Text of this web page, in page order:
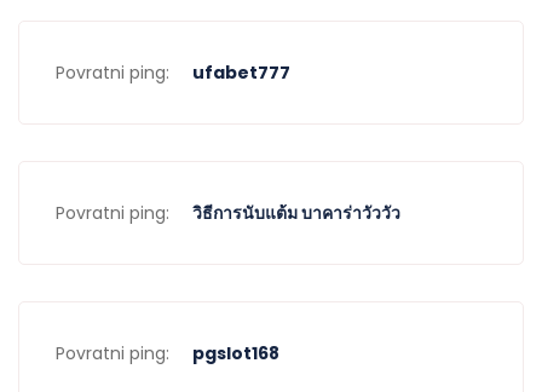
Povratni ping: ufabet777
Povratni ping: วิธีการนับแต้ม บาคาร่าวัววัว
Povratni ping: pgslot168